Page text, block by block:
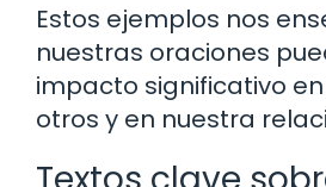
Estos ejemplos nos
nuestras oraciones
impacto significativo
otros y en nuestra